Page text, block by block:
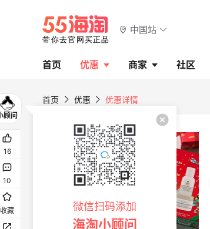
中国站
首页 优惠 商家 社区
首页 优惠 优惠详情
16
10
收藏 微信扫码添加
海淘小顾问